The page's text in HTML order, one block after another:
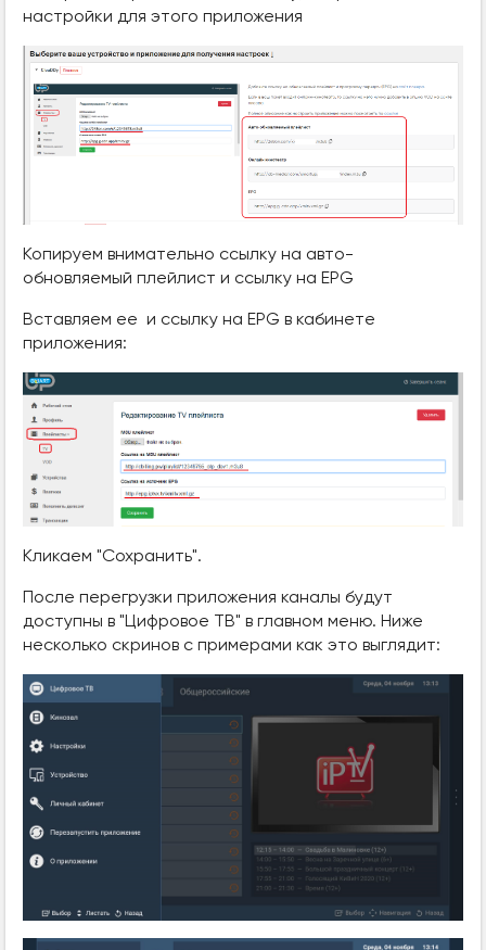
настройки для этого приложения
Копируем внимательно ссылку на авто-
обновляемый плейлист и ссылку на EPG
Вставляем ее и ссылку на EPG в кабинете
приложения:
Кликаем "Сохранить".
После перегрузки приложения каналы будут
доступны в "Цифровое ТВ" в главном меню. Ниже
несколько скринов с примерами как это выглядит: